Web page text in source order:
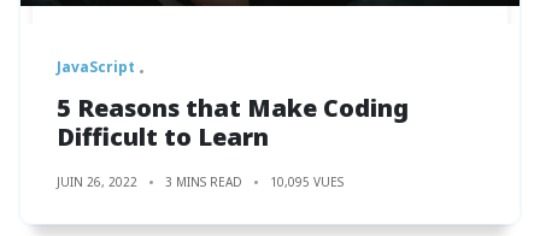
JavaScript
5 Reasons that Make Coding
Difficult to Learn
JUIN 26, 2022 3 MINS READ 10,095 VUES